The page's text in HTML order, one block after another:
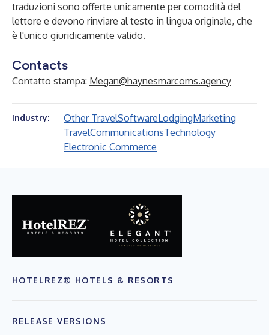
traduzioni sono offerte unicamente per comodità del
lettore e devono rinviare al testo in lingua originale, che
è l'unico giuridicamente valido.
Contacts
Contatto stampa: Megan@haynesmarcoms.agency
Industry: Other TravelSoftwareLodgingMarketing
TravelCommunicationsTechnology
Electronic Commerce
HOTELREZ® HOTELS & RESORTS
RELEASE VERSIONS